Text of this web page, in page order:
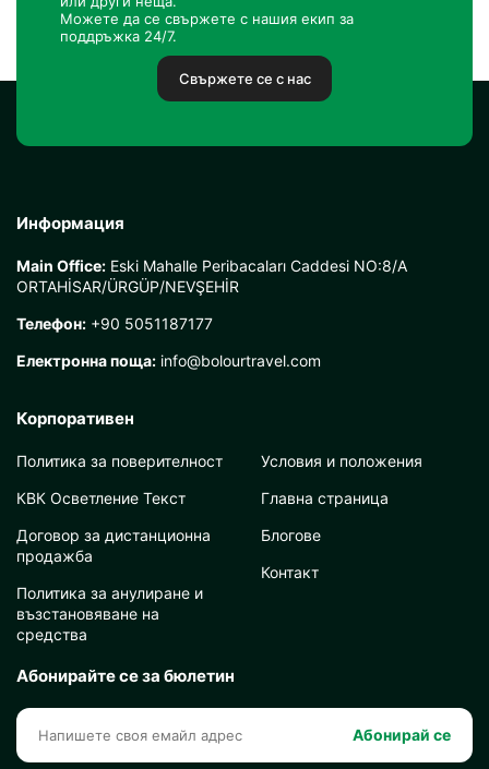
Можете да се свържете с нашия екип за
поддръжка 24/7.
Свържете се с нас
Информация
Main Office: Eski Mahalle Peribacaları Caddesi NO:8/A
ORTAHİSAR/ÜRGÜP/NEVŞEHİR
Телефон: +90 5051187177
Електронна поща: info@bolourtravel.com
Корпоративен
Политика за поверителност
КВК Осветление Текст
Договор за дистанционна
продажба
Политика за анулиране и
възстановяване на
средства
Условия и положения
Главна страница
Блогове
Контакт
Абонирайте се за бюлетин
Абонирай се